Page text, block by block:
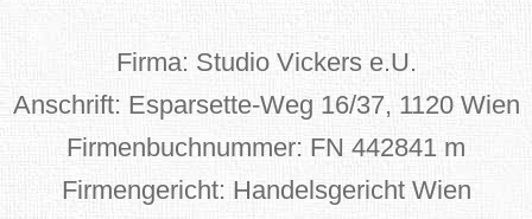
Firma: Studio Vickers e.U.
Anschrift: Esparsette-Weg 16/37, 1120 Wien
Firmenbuchnummer: FN 442841 m
Firmengericht: Handelsgericht Wien